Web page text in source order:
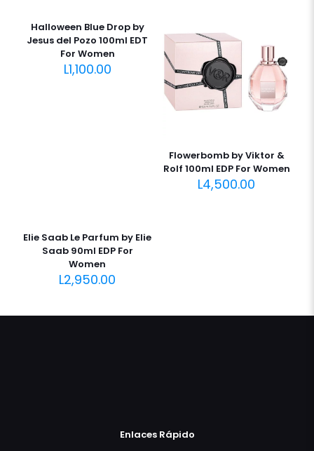
Halloween Blue Drop by
Jesus del Pozo 100ml EDT
For Women
L1,100.00
Flowerbomb by Viktor &
Rolf 100ml EDP For Women
L4,500.00
Elie Saab Le Parfum by Elie
Saab 90ml EDP For
Women
L2,950.00
Enlaces Rápido